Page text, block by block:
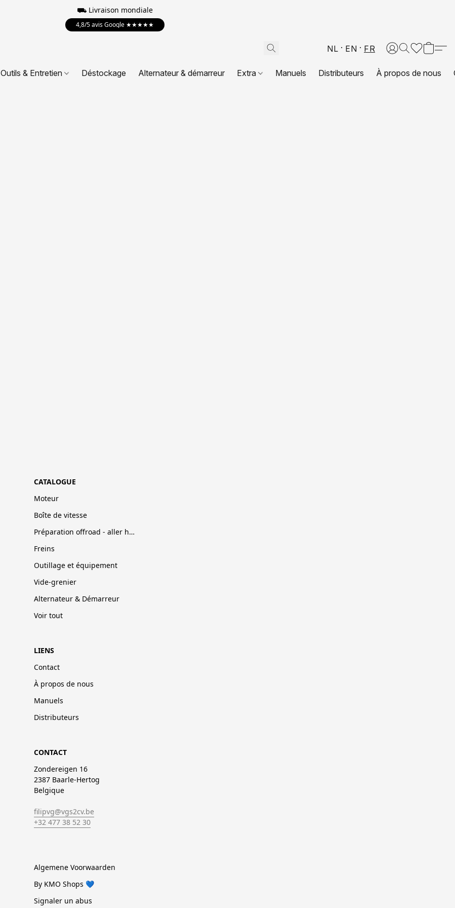
⛟ Livraison mondiale
4,8/5 avis Google ★★★★★
NL EN FR
Outils & Entretien Déstockage Alternateur & démarreur Extra Manuels Distributeurs À propos de nous
CATALOGUE
Moteur
Boîte de vitesse
Préparation offroad - aller hors-pistes
Freins
Outillage et équipement
Vide-grenier
Alternateur & Démarreur
Voir tout
LIENS
Contact
À propos de nous
Manuels
Distributeurs
CONTACT
Zondereigen 16
2387 Baarle-Hertog
Belgique
filipvg@vgs2cv.be
+32 477 38 52 30
Algemene Voorwaarden
By KMO Shops 💙
Signaler un abus